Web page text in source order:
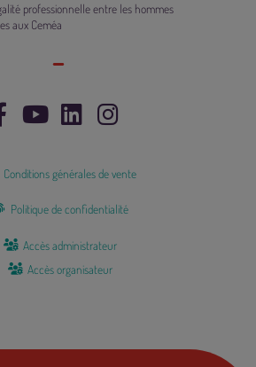
professionnelle entre les hommes
aux Ceméa
Conditions générales de vente
Politique de confidentialité
Accès administrateur
Accès organisateur